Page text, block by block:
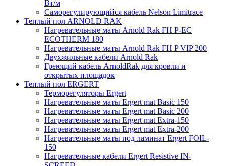
Вт/м
Саморегулирующийся кабель Nelson Limitrace
Теплый пол ARNOLD RAK
Нагревательные маты Arnold Rak FH P-EC
ECOTHERM 180
Нагревательные маты Arnold Rak FH P VIP 200
Двухжильные кабели Arnold Rak
Греющий кабель ArnoldRak для кровли и
открытых площадок
Теплый пол ERGERT
Терморегуляторы Ergert
Нагревательные маты Ergert mat Basic 150
Нагревательные маты Ergert mat Basic 200
Нагревательные маты Ergert mat Extra-150
Нагревательные маты Ergert mat Extra-200
Нагревательные маты под ламинат Ergert FOIL-
150
Нагревательные кабели Ergert Resistive IN-